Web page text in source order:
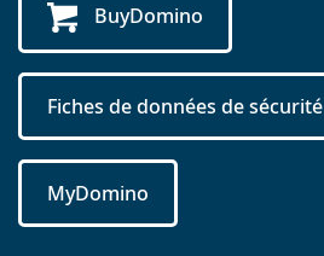
BuyDomino
Fiches de données de sécurité
MyDomino